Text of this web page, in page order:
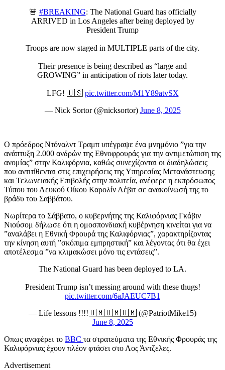
🚨 #BREAKING: The National Guard has officially
ARRIVED in Los Angeles after being deployed by
President Trump
Troops are now staged in MULTIPLE parts of the city.
Their presence is being described as “large and
GROWING” in anticipation of riots later today.
LFG! 🇺🇸 pic.twitter.com/M1Y89atvSX
— Nick Sortor (@nicksortor) June 8, 2025
Ο πρόεδρος Ντόναλντ Τραμπ υπέγραψε ένα μνημόνιο ”για την
ανάπτυξη 2.000 ανδρών της Εθνοφρουράς για την αντιμετώπιση της
ανομίας” στην Καλιφόρνια, καθώς συνεχίζονται οι διαδηλώσεις
που αντιτίθενται στις επιχειρήσεις της Υπηρεσίας Μετανάστευσης
και Τελωνειακής Επιβολής στην πολιτεία, ανέφερε η εκπρόσωπος
Τύπου του Λευκού Οίκου Καρολίν Λέβιτ σε ανακοίνωσή της το
βράδυ του Σαββάτου.
Νωρίτερα το Σάββατο, ο κυβερνήτης της Καλιφόρνιας Γκάβιν
Νιούσομ δήλωσε ότι η ομοσπονδιακή κυβέρνηση κινείται για να
”αναλάβει η Εθνική Φρουρά της Καλιφόρνιας”, χαρακτηρίζοντας
την κίνηση αυτή ”σκόπιμα εμπρηστική” και λέγοντας ότι θα έχει
αποτέλεσμα ”να κλιμακώσει μόνο τις εντάσεις”.
The National Guard has been deployed to LA.
President Trump isn’t messing around with these thugs!
pic.twitter.com/6aJAEUC7B1
— Life lessons !!!!🇺🇲🇺🇲🇺🇲 (@PatriotMike15)
June 8, 2025
Οπως αναφέρει το BBC τα στρατεύματα της Εθνικής Φρουράς της
Καλιφόρνιας έχουν πλέον φτάσει στο Λος Άντζελες.
Advertisement